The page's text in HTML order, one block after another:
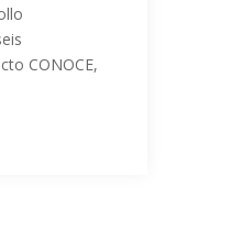
CONOCE,